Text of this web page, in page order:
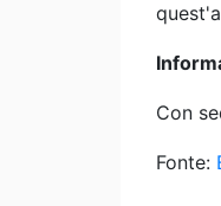
Con
Fonte: